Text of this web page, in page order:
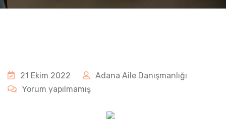
21 Ekim 2022
Adana Aile Danışmanlığı
Yorum yapılmamış